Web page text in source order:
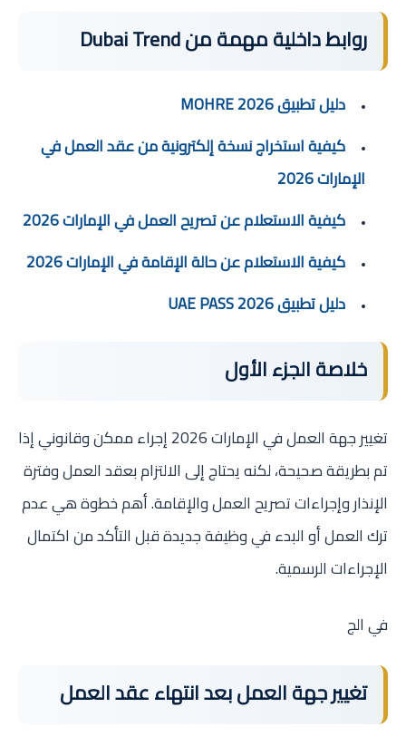
روابط داخلية مهمة من Dubai Trend
دليل تطبيق MOHRE 2026
كيفية استخراج نسخة إلكترونية من عقد العمل في
الإمارات 2026
كيفية الاستعلام عن تصريح العمل في الإمارات 2026
كيفية الاستعلام عن حالة الإقامة في الإمارات 2026
دليل تطبيق UAE PASS 2026
خلاصة الجزء الأول
تغيير جهة العمل في الإمارات 2026 إجراء ممكن وقانوني إذا
تم بطريقة صحيحة، لكنه يحتاج إلى الالتزام بعقد العمل وفترة
الإنذار وإجراءات تصريح العمل والإقامة. أهم خطوة هي عدم
ترك العمل أو البدء في وظيفة جديدة قبل التأكد من اكتمال
الإجراءات الرسمية.
في الج
تغيير جهة العمل بعد انتهاء عقد العمل